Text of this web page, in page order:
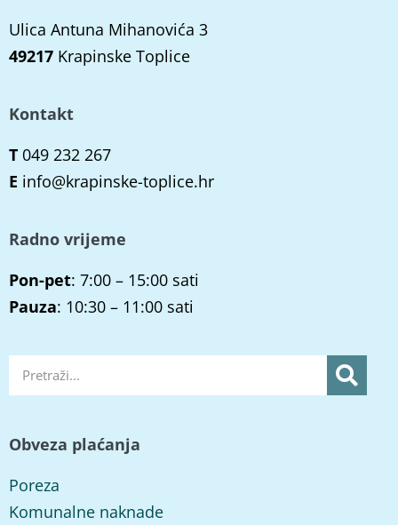
Ulica Antuna Mihanovića 3
49217 Krapinske Toplice
Kontakt
T 049 232 267
E info@krapinske-toplice.hr
Radno vrijeme
Pon-pet: 7:00 – 15:00 sati
Pauza: 10:30 – 11:00 sati
Obveza plaćanja
Poreza
Komunalne naknade